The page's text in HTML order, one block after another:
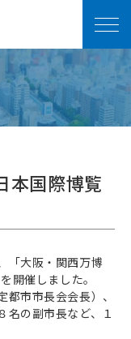
本国際博覧
「大阪・関西万博
開催しました。
市市長会会長）、
の副市長など、１